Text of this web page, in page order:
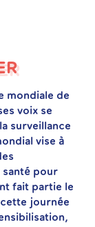
mondiale de
voix se
surveillance
vise à
santé pour
fait partie le
journée